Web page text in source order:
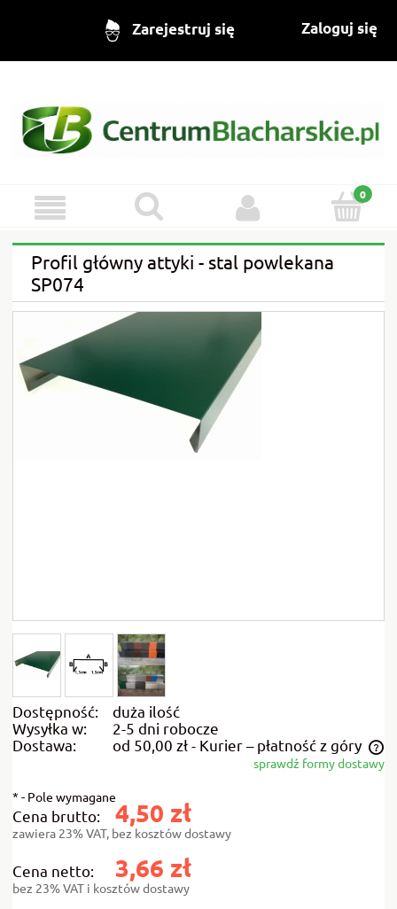
Zarejestruj się Zaloguj się
Profil główny attyki - stal powlekana
SP074
Dostępność:
duża ilość
Wysyłka w:
2-5 dni robocze
Dostawa:
od 50,00 zł - Kurier – płatność z góry
Cena nie zawiera ewentualnych kosztów płatnościsprawdź formy dostawy
Cena brutto: 4,50 zł
zawiera 23% VAT, bez kosztów dostawy
Cena netto: 3,66 zł
bez 23% VAT i kosztów dostawy
* - Pole wymagane